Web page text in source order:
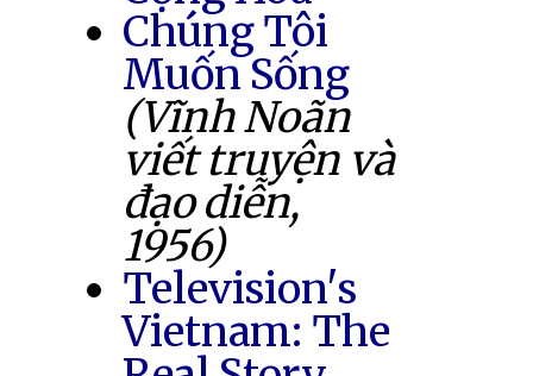
Chúng Tôi
Muốn Sống
(Vĩnh Noãn
viết truyện và
đạo diễn,
1956)
Television's
Vietnam: The